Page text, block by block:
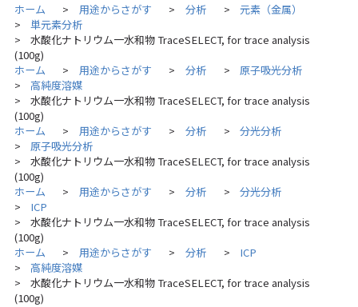
ホーム > 用途からさがす > 分析 > 元素（金属）
> 単元素分析
>
水酸化ナトリウム一水和物 TraceSELECT, for trace analysis
(100g)
ホーム
> 用途からさがす > 分析 > 原子吸光分析
> 高純度溶媒
>
水酸化ナトリウム一水和物 TraceSELECT, for trace analysis
(100g)
ホーム
> 用途からさがす > 分析 > 分光分析
> 原子吸光分析
>
水酸化ナトリウム一水和物 TraceSELECT, for trace analysis
(100g)
ホーム
> 用途からさがす > 分析 > 分光分析
> ICP
>
水酸化ナトリウム一水和物 TraceSELECT, for trace analysis
(100g)
ホーム
> 用途からさがす > 分析 > ICP
> 高純度溶媒
>
水酸化ナトリウム一水和物 TraceSELECT, for trace analysis
(100g)